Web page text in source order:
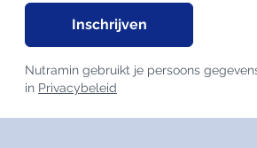
Inschrijven
Nutramin gebruikt je persoons
in Privacybeleid